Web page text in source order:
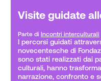
Visite guidate
Parte di Incontri interculturali
I percorsi guidati
novecentesche di
sono stati realizzati dai
culturali, hanno
narrazione, confronto e